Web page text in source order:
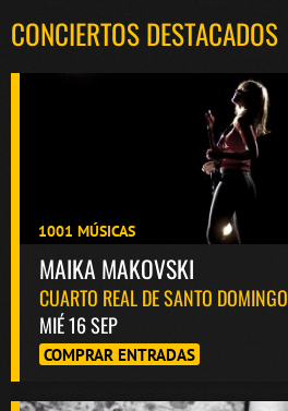
CONCIERTOS DESTACADOS
1001 MÚSICAS
MAIKA MAKOVSKI
CUARTO REAL DE SANTO DOMINGO
MIÉ 16 SEP
COMPRAR ENTRADAS